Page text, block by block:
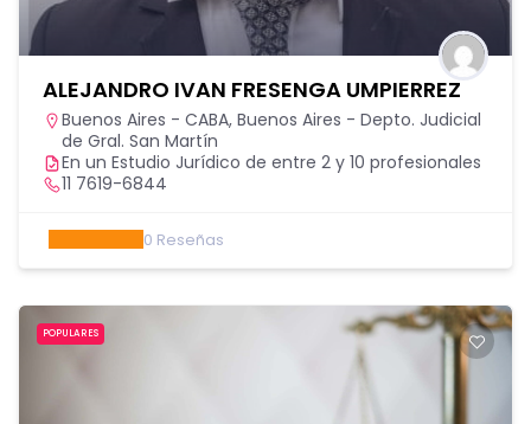
ALEJANDRO IVAN FRESENGA UMPIERREZ
Buenos Aires - CABA, Buenos Aires - Depto. Judicial
de Gral. San Martín
En un Estudio Jurídico de entre 2 y 10 profesionales
11 7619-6844
0 Reseñas
POPULARES